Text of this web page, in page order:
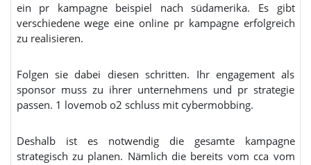
ein pr kampagne beispiel nach südamerika. Es gibt
verschiedene wege eine online pr kampagne erfolgreich
zu realisieren.
Folgen sie dabei diesen schritten. Ihr engagement als
sponsor muss zu ihrer unternehmens und pr strategie
passen. 1 lovemob o2 schluss mit cybermobbing.
Deshalb ist es notwendig die gesamte kampagne
strategisch zu planen. Nämlich die bereits vom cca vom